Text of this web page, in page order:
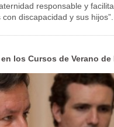
responsable y
discapacidad y sus hijos”.
los Cursos de Verano de